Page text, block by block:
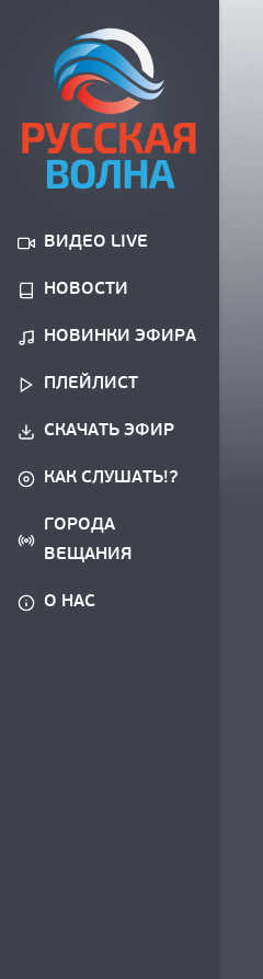
ВИДЕО LIVE
НОВОСТИ
НОВИНКИ ЭФИРА
ПЛЕЙЛИСТ
СКАЧАТЬ ЭФИР
КАК СЛУШАТЬ!?
ГОРОДА
ВЕЩАНИЯ
О НАС